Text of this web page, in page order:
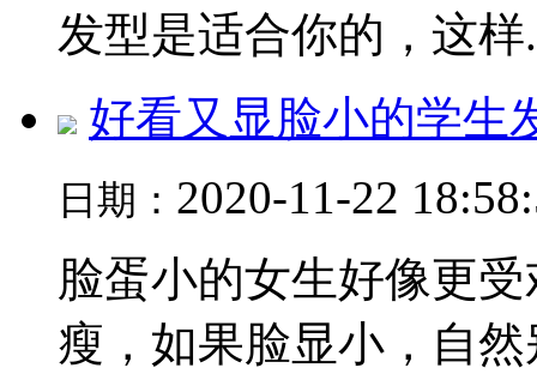
发型是适合你的，这样
好看又显脸小的学生
日期： 2020-11-22
脸蛋小的女生好像更
瘦，如果脸显小，自